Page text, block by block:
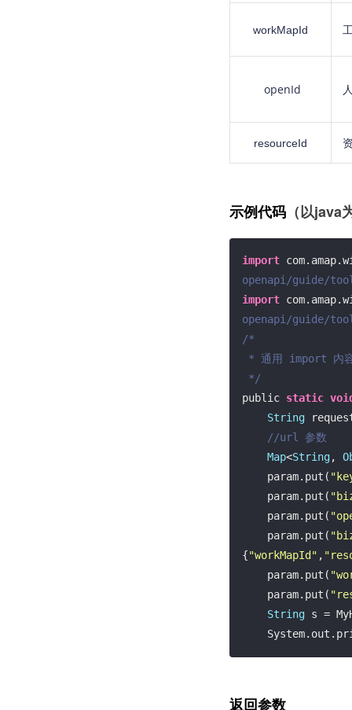
workMapId
openId
resourceId
示例代码 （以java
import
openapi/guide/
import
openapi/guide/
/*
*/
public static
String
//url 参数
Map<String,
    param.put(
    param.put(
    param.put(
    param.put(
{"workMapId" ,
    param.put(
    param.put(
String s =
返回参数